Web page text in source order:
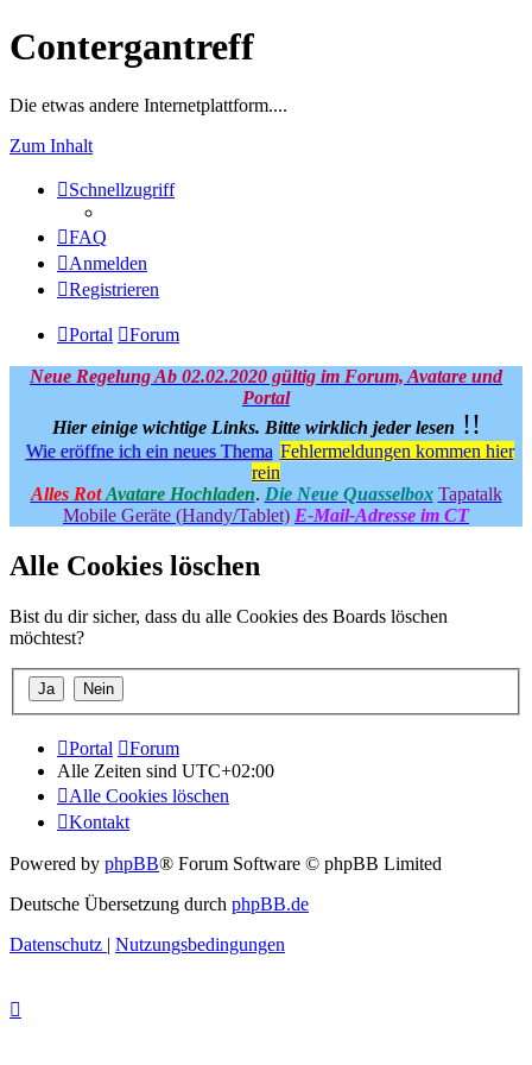
Contergantreff
Die etwas andere Internetplattform....
Zum Inhalt
Schnellzugriff
FAQ
Anmelden
Registrieren
Portal Forum
Neue Regelung Ab 02.02.2020 gültig im Forum, Avatare und
Portal
Hier einige wichtige Links. Bitte wirklich jeder lesen !!
Wie eröffne ich ein neues Thema Fehlermeldungen kommen hier
rein
Alles Rot Avatare Hochladen. Die Neue Quasselbox Tapatalk
Mobile Geräte (Handy/Tablet) E-Mail-Adresse im CT
Alle Cookies löschen
Bist du dir sicher, dass du alle Cookies des Boards löschen
möchtest?
Portal
Forum
Alle Zeiten sind UTC+02:00
Alle Cookies löschen
Kontakt
Powered by phpBB® Forum Software © phpBB Limited
Deutsche Übersetzung durch phpBB.de
Datenschutz | Nutzungsbedingungen